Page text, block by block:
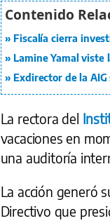
Fiscalía cierra
Lamine Yamal viste
Exdirector de la
La rectora del
vacaciones en
una auditoría
La acción generó
Directivo que